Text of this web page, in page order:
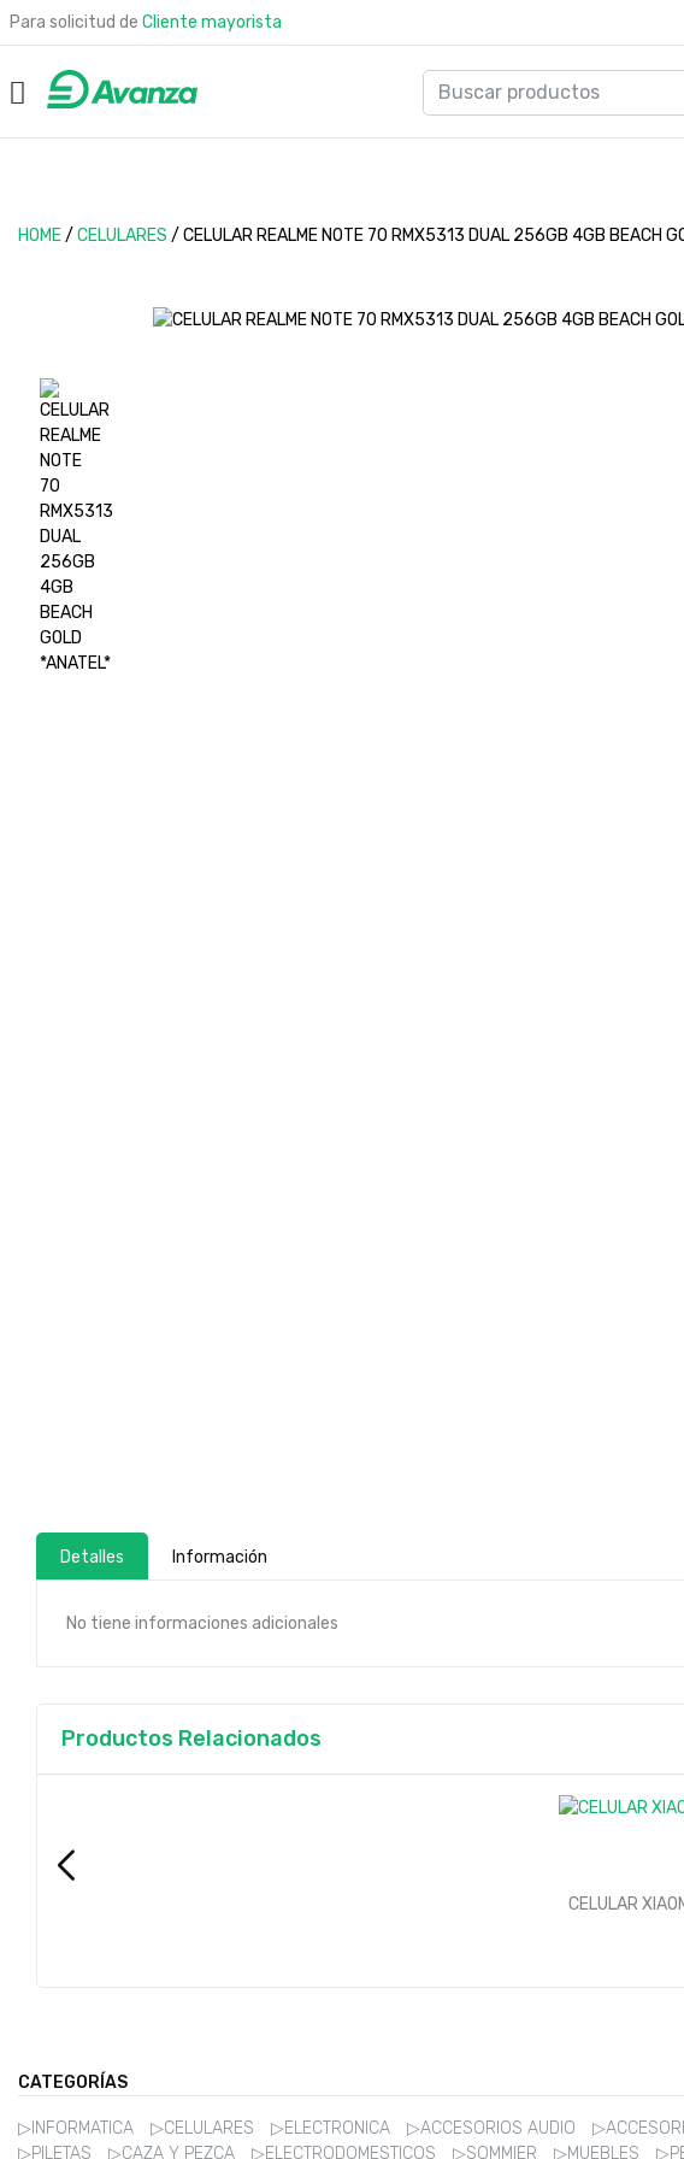
Para solicitud de Cliente mayorista
HOME/ CELULARES / CELULAR REALME NOTE 70 RMX5313 DUAL 256GB 4GB BEACH
Detalles Información
No tiene informaciones adicionales
Productos Relacionados
CELULAR
CATEGORÍAS
▷INFORMATICA ▷CELULARES ▷ELECTRONICA ▷ACCESORIOS AUDIO
▷PILETAS
▷CAZA Y PEZCA ▷ELECTRODOMESTICOS ▷SOMMIER ▷MUEBLES